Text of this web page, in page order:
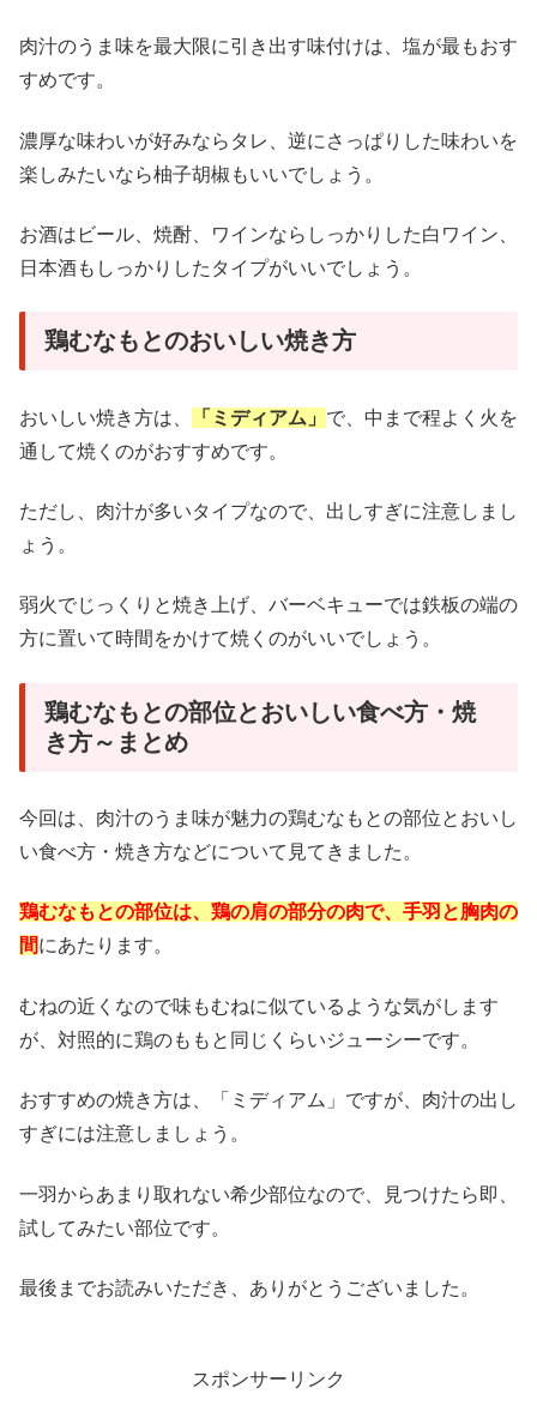
肉汁のうま味を最大限に引き出す味付けは、塩が最もおす
すめです。
濃厚な味わいが好みならタレ、逆にさっぱりした味わいを
楽しみたいなら柚子胡椒もいいでしょう。
お酒はビール、焼酎、ワインならしっかりした白ワイン、
日本酒もしっかりしたタイプがいいでしょう。
鶏むなもとのおいしい焼き方
おいしい焼き方は、 「ミディアム」 で、中まで程よく火を
通して焼くのがおすすめです。
ただし、肉汁が多いタイプなので、出しすぎに注意しまし
ょう。
弱火でじっくりと焼き上げ、バーベキューでは鉄板の端の
方に置いて時間をかけて焼くのがいいでしょう。
鶏むなもとの部位とおいしい食べ方・焼
き方～まとめ
今回は、肉汁のうま味が魅力の鶏むなもとの部位とおいし
い食べ方・焼き方などについて見てきました。
鶏むなもとの部位は、鶏の肩の部分の肉で、手羽と胸肉の
間にあたります。
むねの近くなので味もむねに似ているような気がします
が、対照的に鶏のももと同じくらいジューシーです。
おすすめの焼き方は、「ミディアム」ですが、肉汁の出し
すぎには注意しましょう。
一羽からあまり取れない希少部位なので、見つけたら即、
試してみたい部位です。
最後までお読みいただき、ありがとうございました。
スポンサーリンク